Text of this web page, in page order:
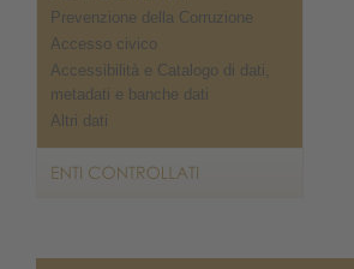
Prevenzione della Corruzione
Accesso civico
Accessibilità e Catalogo di dati,
metadati e banche dati
Altri dati